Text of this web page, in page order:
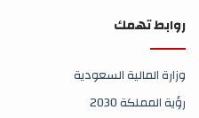
روابط تهمك
وزارة المالية السعودية
رؤية المملكة 2030